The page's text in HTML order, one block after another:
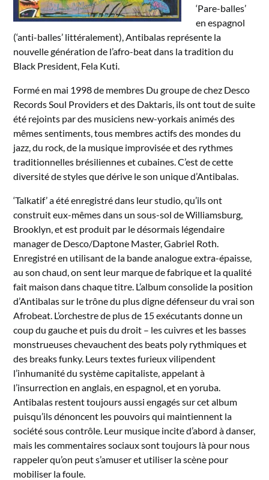
‘Pare-balles’
en espagnol
(‘anti-balles’ littéralement), Antibalas représente la
nouvelle génération de l’afro-beat dans la tradition du
Black President, Fela Kuti.
Formé en mai 1998 de membres Du groupe de chez Desco
Records Soul Providers et des Daktaris, ils ont tout de suite
été rejoints par des musiciens new-yorkais animés des
mêmes sentiments, tous membres actifs des mondes du
jazz, du rock, de la musique improvisée et des rythmes
traditionnelles brésiliennes et cubaines. C’est de cette
diversité de styles que dérive le son unique d’Antibalas.
‘Talkatif’ a été enregistré dans leur studio, qu’ils ont
construit eux-mêmes dans un sous-sol de Williamsburg,
Brooklyn, et est produit par le désormais légendaire
manager de Desco/Daptone Master, Gabriel Roth.
Enregistré en utilisant de la bande analogue extra-épaisse,
au son chaud, on sent leur marque de fabrique et la qualité
fait maison dans chaque titre. L’album consolide la position
d’Antibalas sur le trône du plus digne défenseur du vrai son
Afrobeat. L’orchestre de plus de 15 exécutants donne un
coup du gauche et puis du droit – les cuivres et les basses
monstrueuses chevauchent des beats poly rythmiques et
des breaks funky. Leurs textes furieux vilipendent
l’inhumanité du système capitaliste, appelant à
l’insurrection en anglais, en espagnol, et en yoruba.
Antibalas restent toujours aussi engagés sur cet album
puisqu’ils dénoncent les pouvoirs qui maintiennent la
société sous contrôle. Leur musique incite d’abord à danser,
mais les commentaires sociaux sont toujours là pour nous
rappeler qu’on peut s’amuser et utiliser la scène pour
mobiliser la foule.